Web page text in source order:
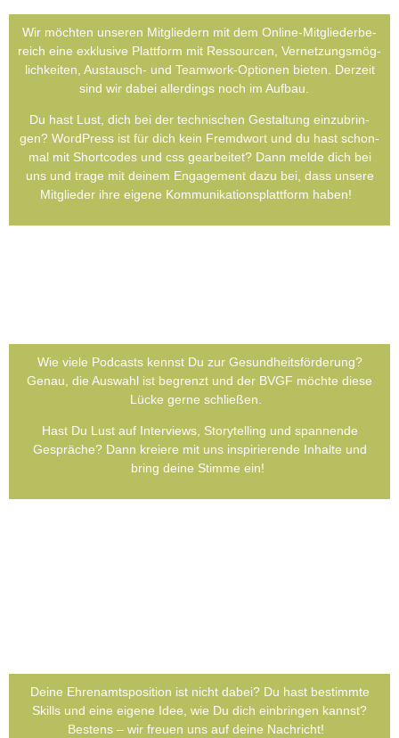
Wir möch­ten unse­ren Mit­glie­dern mit dem Online-Mit­glie­der­be­
reich eine exklu­si­ve Platt­form mit Res­sour­cen, Ver­net­zungs­mög­
lich­kei­ten, Aus­tausch- und Team­work-Optio­nen bie­ten. Der­zeit
sind wir dabei aller­dings noch im Auf­bau.
Du hast Lust, dich bei der tech­ni­schen Gestal­tung ein­zu­brin­
gen? Word­Press ist für dich kein Fremd­wort und du hast schon­
mal mit Short­codes und css gear­bei­tet? Dann mel­de dich bei
uns und tra­ge mit dei­nem Enga­ge­ment dazu bei, dass unse­re
Mit­glie­der ihre eige­ne Kom­mu­ni­ka­ti­ons­platt­form haben!
Wie vie­le Pod­casts kennst Du zur Gesund­heits­förderung?
Genau, die Aus­wahl ist begrenzt und der BVGF möch­te die­se
Lücke ger­ne schlie­ßen.
Hast Du Lust auf Inter­views, Sto­rytel­ling und span­nen­de
Gesprä­che? Dann kre­iere mit uns inspi­rie­ren­de Inhal­te und
bring dei­ne Stim­me ein!
Dei­ne Ehren­amts­po­si­ti­on ist nicht dabei? Du hast bestimm­te
Skills und eine eige­ne Idee, wie Du dich ein­brin­gen kannst?
Bes­tens – wir freu­en uns auf dei­ne Nach­richt!